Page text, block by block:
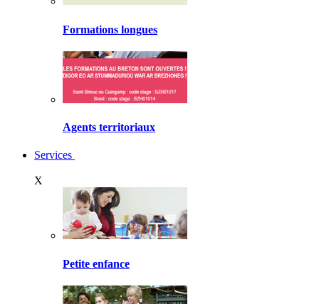
Formations longues
Agents territoriaux
Services
X
Petite enfance